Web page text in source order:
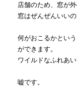
店舗のため、窓が
窓はぜんぜんいい
何がおこるかとい
ができます。
ワイルドなふれあい
嘘です。